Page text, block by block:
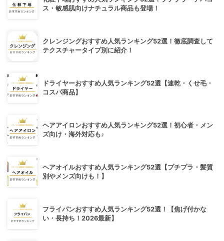
ス・敏感肌向けナチュラル商品も登場！
クレンジングおすすめ人気ランキング52選！徹底調査して
テクスチャータイプ別に紹介！
ドライヤーおすすめ人気ランキング52選【速乾・くせ毛・
コスパ商品】
ヘアアイロンおすすめ人気ランキング52選！初心者・メン
ズ向け・海外対応も♪
ヘアオイルおすすめ人気ランキング52選【プチプラ・髪質
別やメンズ向けも！】
フライパンおすすめ人気ランキング52選！【焦げ付かな
い・長持ち！2026最新】